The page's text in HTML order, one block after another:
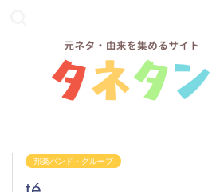
邦楽バンド・グループ